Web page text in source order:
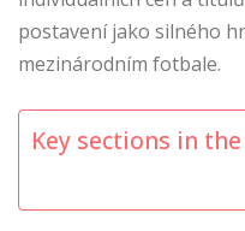
postavení jako silného
mezinárodním fotbale.
Key sections in